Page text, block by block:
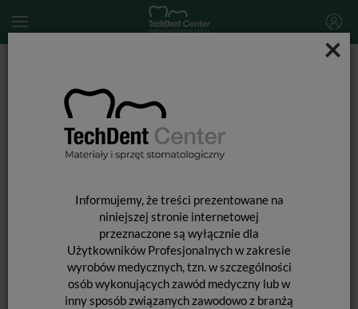
×
Informujemy, że treści prezentowane na
niniejszej stronie internetowej
przeznaczone są wyłącznie dla
Użytkowników Profesjonalnych w zakresie
wyrobów medycznych, tzn. w szczególności
osób wykonujących zawód medyczny lub w
inny sposób związanych zawodowo z branżą
MATERIAŁY GLASJONOMEROWE
Akcesoria do glasjonomerów
Pistolet / aplikator do kapsułek RIVA / 1 szt.